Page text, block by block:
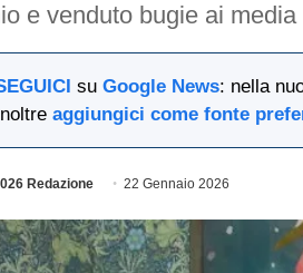
e venduto bugie ai
su Google News: nella
aggiungici come fonte
Redazione 22 Gennaio 2026